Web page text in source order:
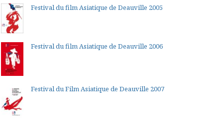
Festival du film Asiatique de Deauville 2005
Festival du film Asiatique de Deauville 2006
Festival du Film Asiatique de Deauville 2007